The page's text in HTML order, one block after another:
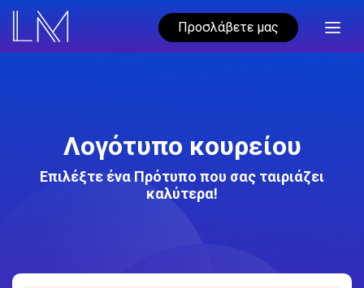
Προσλάβετε μας
Λογότυπο κουρείου
Επιλέξτε ένα Πρότυπο που σας ταιριάζει
καλύτερα!